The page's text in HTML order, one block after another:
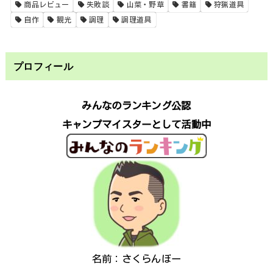
商品レビュー 失敗談 山菜・野草 書籍 狩猟道具
自作 観光 調理 調理道具
プロフィール
みんなのランキング公認
キャンプマイスターとして活動中
名前：さくらんぼー